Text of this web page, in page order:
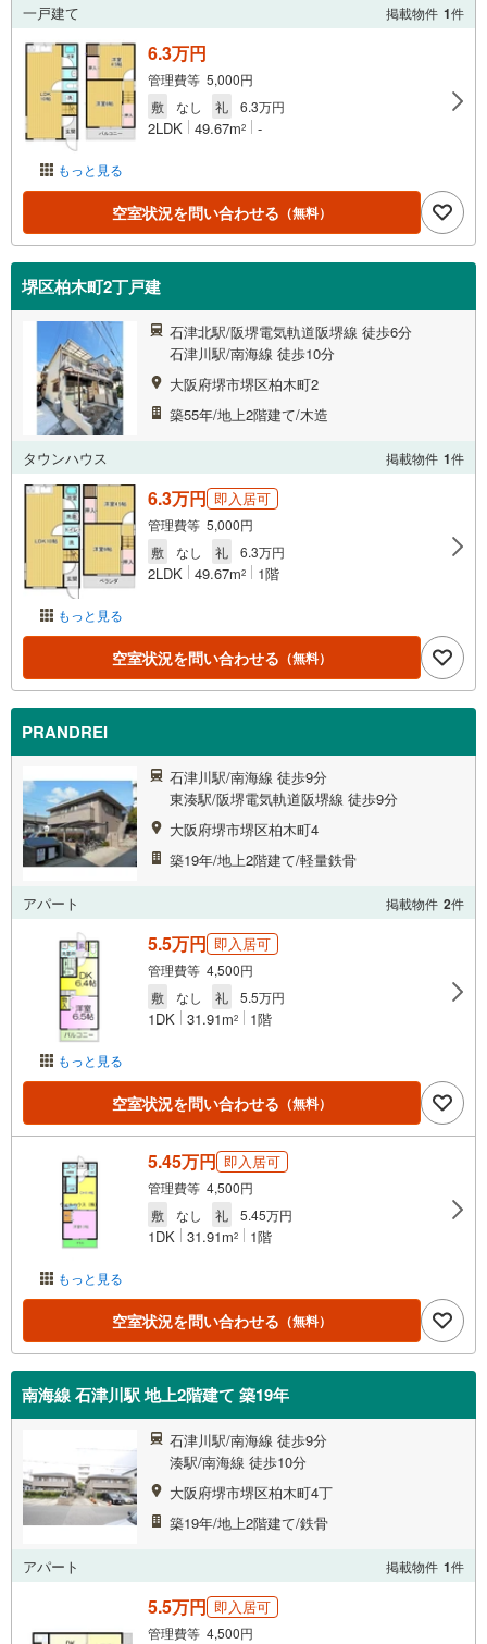
一戸建て 掲載物件 1件
もっと見る
6.3万円
管理費等 5,000円
敷
なし 礼 6.3万円
2LDK 49.67m2 -
空室状況を問い合わせる （無料）
堺区柏木町2丁戸建
石津北駅/阪堺電気軌道阪堺線 徒歩6分
石津川駅/南海線 徒歩10分
大阪府堺市堺区柏木町2
築55年/地上2階建て/木造
タウンハウス 掲載物件 1件
もっと見る
6.3万円 即入居可
管理費等 5,000円
敷
なし 礼 6.3万円
2LDK 49.67m2 1階
空室状況を問い合わせる （無料）
PRANDREI
石津川駅/南海線 徒歩9分
東湊駅/阪堺電気軌道阪堺線 徒歩9分
大阪府堺市堺区柏木町4
築19年/地上2階建て/軽量鉄骨
アパート 掲載物件 2件
もっと見る
5.5万円 即入居可
管理費等 4,500円
敷
なし 礼 5.5万円
1DK 31.91m2 1階
空室状況を問い合わせる （無料）
もっと見る
5.45万円 即入居可
管理費等 4,500円
敷
なし 礼 5.45万円
1DK 31.91m2 1階
空室状況を問い合わせる （無料）
南海線 石津川駅 地上2階建て 築19年
石津川駅/南海線 徒歩9分
湊駅/南海線 徒歩10分
大阪府堺市堺区柏木町4丁
築19年/地上2階建て/鉄骨
アパート 掲載物件 1件
5.5万円 即入居可
管理費等 4,500円